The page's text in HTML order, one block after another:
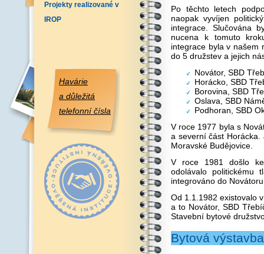
Projekty realizované v
IROP
Havárie
a důležitá
telefonní čísla
Po těchto letech
naopak vyvíjen
integrace. Slučována
nucena k tomuto
integrace byla v našem
do 5 družstev a jejich
Novátor, SBD
Horácko, SBD
Borovina, SBD
Oslava, SBD
Podhoran, SBD
V roce 1977 byla s
a severní část
Moravské Budějovice.
V roce 1981 došlo
odolávalo politickému
integrováno do
Od 1.1.1982 existovalo
a to Novátor, SBD
Stavební bytové
Bytová výstavba